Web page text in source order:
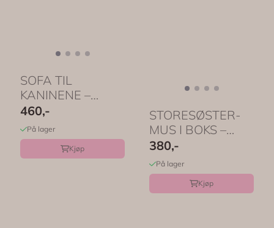
SOFA TIL
KANINENE –
Beige lin med
myke puter – ...
460,-
På lager
Kjøp
STORESØSTER-
MUS I BOKS –
Rosa nattøy –
Maileg
380,-
På lager
Kjøp